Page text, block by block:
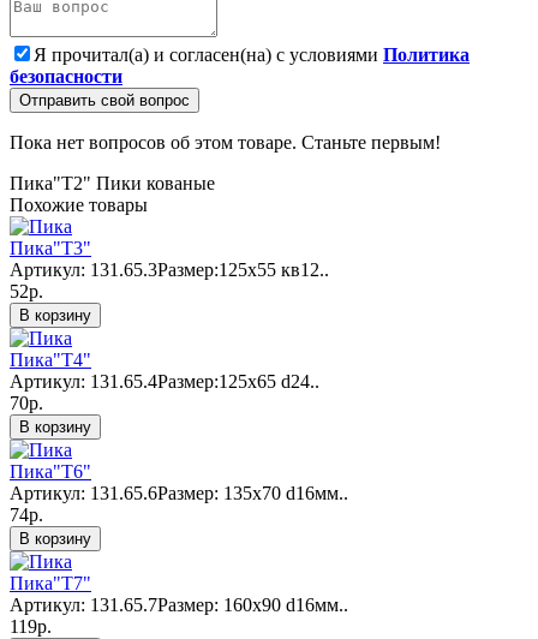
Я прочитал(а) и согласен(на) с условиями Политика
безопасности
Отправить свой вопрос
Пока нет вопросов об этом товаре. Станьте первым!
Пика"Т2" Пики кованые
Похожие товары
Пика"Т3"
Артикул: 131.65.3Размер:125х55 кв12..
52р.
В корзину
Пика"Т4"
Артикул: 131.65.4Размер:125х65 d24..
70р.
В корзину
Пика"Т6"
Артикул: 131.65.6Размер: 135x70 d16мм..
74р.
В корзину
Пика"Т7"
Артикул: 131.65.7Размер: 160x90 d16мм..
119р.